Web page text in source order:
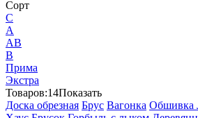
Сорт
C
А
АВ
В
Прима
Экстра
Товаров:14Показать
Доска обрезная Брус Вагонка Обшивка